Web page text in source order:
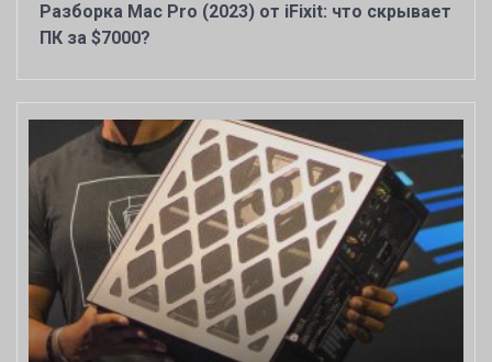
Разборка Mac Pro (2023) от iFixit: что скрывает
ПК за $7000?